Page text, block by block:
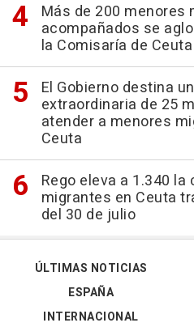
Más de 200 menores
acompañados se
la Comisaría de
El Gobierno destina
extraordinaria de 25
atender a menores
Ceuta
Rego eleva a 1.340
migrantes en Ceuta
del 30 de julio
ÚLTIMAS NOTICIAS
ESPAÑA
INTERNACIONAL